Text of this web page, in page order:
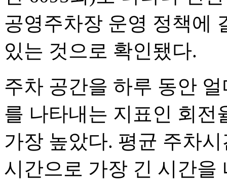
공영주차장 운영 정책에
있는 것으로 확인됐다.
주차 공간을 하루 동안
를 나타내는 지표인 회전
가장 높았다. 평균 주차
시간으로 가장 긴 시간을